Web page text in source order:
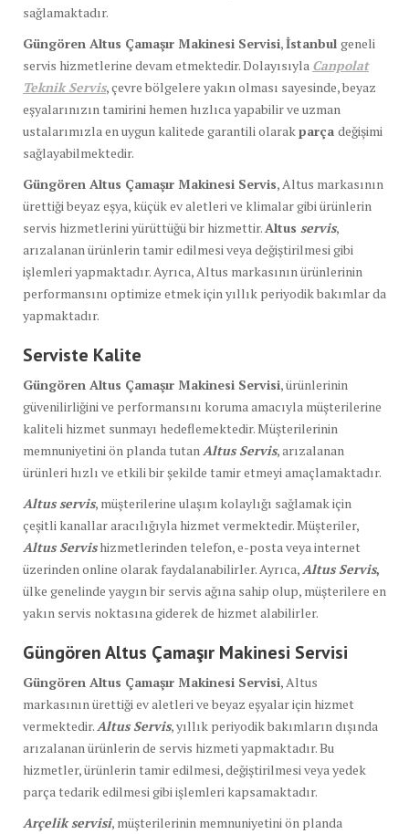
sağlamaktadır.
Güngören Altus Çamaşır Makinesi Servisi,İstanbul geneli
servis hizmetlerine devam etmektedir. Dolayısıyla Canpolat
Teknik Servis, çevre bölgelere yakın olması sayesinde, beyaz
eşyalarınızın tamirini hemen hızlıca yapabilir ve uzman
ustalarımızla en uygun kalitede garantili olarakparça değişimi
sağlayabilmektedir.
Güngören Altus Çamaşır Makinesi Servis, Altus markasının
ürettiği beyaz eşya, küçük ev aletleri ve klimalar gibi ürünlerin
servis hizmetlerini yürüttüğü bir hizmettir. Altus servis,
arızalanan ürünlerin tamir edilmesi veya değiştirilmesi gibi
işlemleri yapmaktadır. Ayrıca, Altus markasının ürünlerinin
performansını optimize etmek için yıllık periyodik bakımlar da
yapmaktadır.
Serviste Kalite
Güngören Altus Çamaşır Makinesi Servisi, ürünlerinin
güvenilirliğini ve performansını koruma amacıyla müşterilerine
kaliteli hizmet sunmayı hedeflemektedir. Müşterilerinin
memnuniyetini ön planda tutan Altus Servis, arızalanan
ürünleri hızlı ve etkili bir şekilde tamir etmeyi amaçlamaktadır.
Altus servis, müşterilerine ulaşım kolaylığı sağlamak için
çeşitli kanallar aracılığıyla hizmet vermektedir. Müşteriler,
Altus Servishizmetlerinden telefon, e-posta veya internet
üzerinden online olarak faydalanabilirler. Ayrıca, Altus Servis,
ülke genelinde yaygın bir servis ağına sahip olup, müşterilere en
yakın servis noktasına giderek de hizmet alabilirler.
Güngören Altus Çamaşır Makinesi Servisi
Güngören Altus Çamaşır Makinesi Servisi, Altus
markasının ürettiği ev aletleri ve beyaz eşyalar için hizmet
vermektedir. Altus Servis, yıllık periyodik bakımların dışında
arızalanan ürünlerin de servis hizmeti yapmaktadır. Bu
hizmetler, ürünlerin tamir edilmesi, değiştirilmesi veya yedek
parça tedarik edilmesi gibi işlemleri kapsamaktadır.
Arçelik servisi, müşterilerinin memnuniyetini ön planda